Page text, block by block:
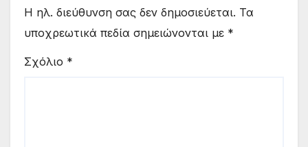
Η ηλ. διεύθυνση σας δεν δημοσιεύεται. Τα
υποχρεωτικά πεδία σημειώνονται με *
Σχόλιο *